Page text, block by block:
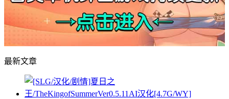
最新文章